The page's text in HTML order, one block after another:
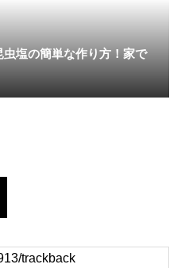
塩の簡単な作り方！家で